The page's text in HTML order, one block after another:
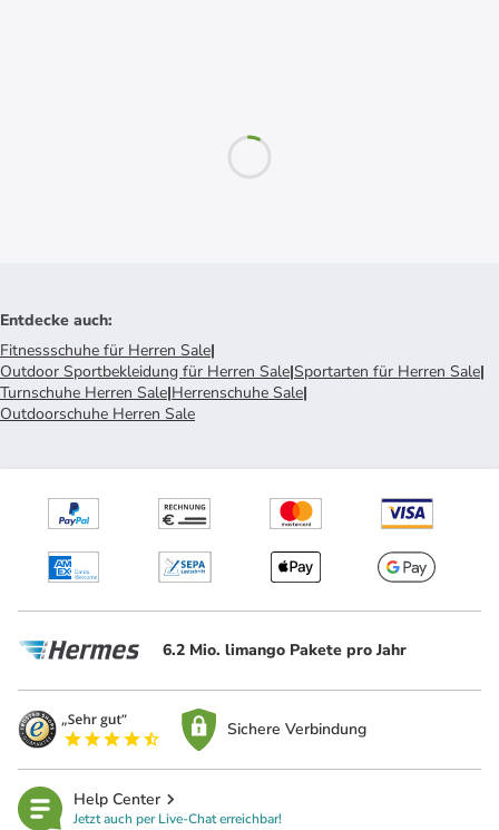
Entdecke auch:
Fitnessschuhe für Herren Sale|
Outdoor Sportbekleidung für Herren Sale|Sportarten für Herren Sale|
Turnschuhe Herren Sale|Herrenschuhe Sale|
Outdoorschuhe Herren Sale
6.2 Mio. limango Pakete pro Jahr
Sichere Verbindung
Help Center
Jetzt auch per Live-Chat erreichbar!